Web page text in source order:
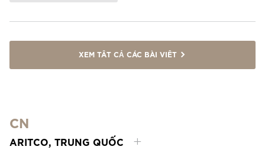
XEM TẤT CẢ CÁC BÀI VIẾT
CN
ARITCO, TRUNG QUỐC